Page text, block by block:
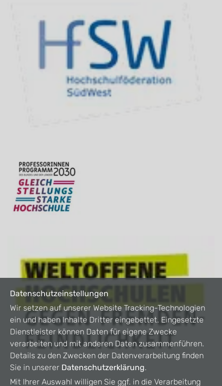
Datenschutzeinstellungen
Wir setzen auf unserer Website Tracking-Technologien
ein und haben Inhalte Dritter eingebettet. Eingesetzte
Dienstleister können Daten für eigene Zwecke
verarbeiten und mit anderen Daten zusammenführen.
Details zu den Zwecken der Datenverarbeitung finden
Sie in unserer Datenschutzerklärung.
Mit Ihrer Auswahl willigen Sie ggf. in die Verarbeitung